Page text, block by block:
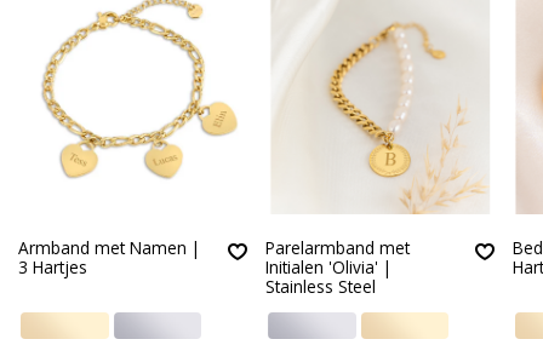
Armband met Namen |
3 Hartjes
Parelarmband met
Initialen 'Olivia' |
Stainless Steel